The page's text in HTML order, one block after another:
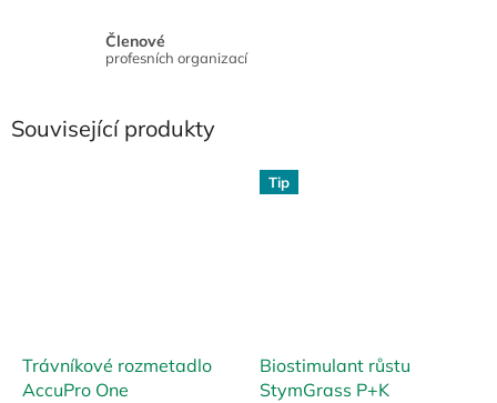
Členové
profesních organizací
Související produkty
Trávníkové rozmetadlo
AccuPro One
Tip
Biostimulant růstu
StymGrass P+K